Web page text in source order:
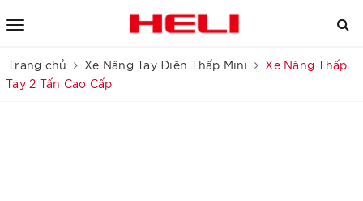
Trang chủ Xe Nâng Tay Điện Thấp Mini
Xe Nâng Thấp
Tay 2 Tấn Cao Cấp